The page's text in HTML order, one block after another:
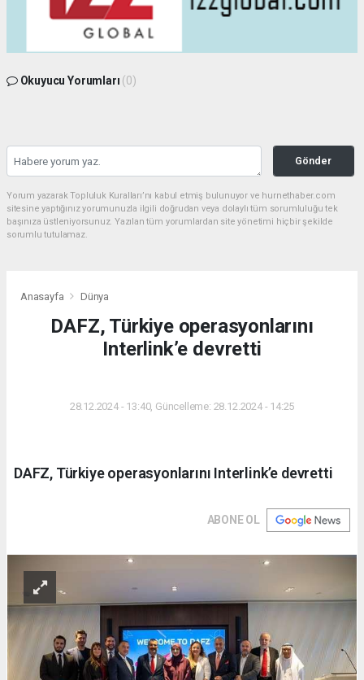
Okuyucu Yorumları (0)
Gönder
Yorum yazarak Topluluk Kuralları’nı kabul etmiş bulunuyor ve hurnethaber.com
sitesine yaptığınız yorumunuzla ilgili doğrudan veya dolaylı tüm sorumluluğu tek
başınıza üstleniyorsunuz. Yazılan tüm yorumlardan site yönetimi hiçbir şekilde
sorumlu tutulamaz.
Anasayfa Dünya
DAFZ, Türkiye operasyonlarını
Interlink’e devretti
28.12.2024 - 13:40, Güncelleme: 28.12.2024 - 14:25
DAFZ, Türkiye operasyonlarını Interlink’e devretti
ABONE OL